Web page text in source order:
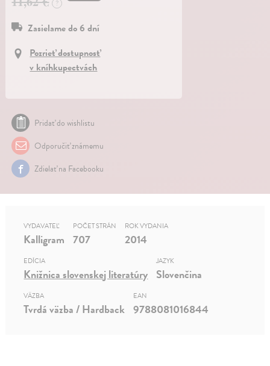
?
Zasielame do 6 dní
Pozrieť dostupnosť
v kníhkupectvách
Pridať do wishlistu
Odporučiť známemu
Zdielať na Facebooku
VYDAVATEĽ
Kalligram
POČET STRÁN
707
ROK VYDANIA
2014
EDÍCIA
Knižnica slovenskej literatúry
JAZYK
Slovenčina
VÄZBA
Tvrdá väzba / Hardback
EAN
9788081016844